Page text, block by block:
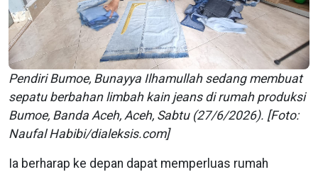
Pendiri Bumoe, Bunayya Ilhamullah sedang membuat
sepatu berbahan limbah kain jeans di rumah produksi
Bumoe, Banda Aceh, Aceh, Sabtu (27/6/2026). [Foto:
Naufal Habibi/dialeksis.com]
Ia berharap ke depan dapat memperluas rumah